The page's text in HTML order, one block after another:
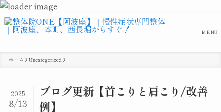
MENU
ホーム Uncategorized
ブログ更新【首こりと肩こり/改善
例】
2025
8/13